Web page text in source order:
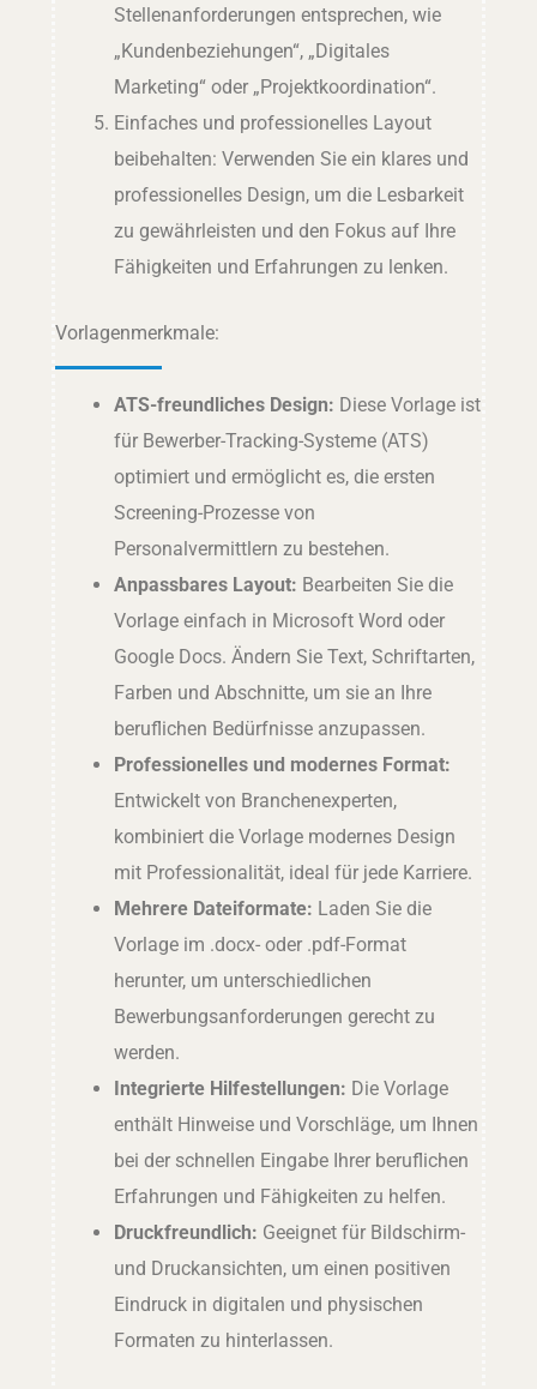
Stellenanforderungen entsprechen, wie
„Kundenbeziehungen“, „Digitales
Marketing“ oder „Projektkoordination“.
Einfaches und professionelles Layout
beibehalten: Verwenden Sie ein klares und
professionelles Design, um die Lesbarkeit
zu gewährleisten und den Fokus auf Ihre
Fähigkeiten und Erfahrungen zu lenken.
Vorlagenmerkmale:
ATS-freundliches Design: Diese Vorlage ist
für Bewerber-Tracking-Systeme (ATS)
optimiert und ermöglicht es, die ersten
Screening-Prozesse von
Personalvermittlern zu bestehen.
Anpassbares Layout: Bearbeiten Sie die
Vorlage einfach in Microsoft Word oder
Google Docs. Ändern Sie Text, Schriftarten,
Farben und Abschnitte, um sie an Ihre
beruflichen Bedürfnisse anzupassen.
Professionelles und modernes Format:
Entwickelt von Branchenexperten,
kombiniert die Vorlage modernes Design
mit Professionalität, ideal für jede Karriere.
Mehrere Dateiformate: Laden Sie die
Vorlage im .docx- oder .pdf-Format
herunter, um unterschiedlichen
Bewerbungsanforderungen gerecht zu
werden.
Integrierte Hilfestellungen: Die Vorlage
enthält Hinweise und Vorschläge, um Ihnen
bei der schnellen Eingabe Ihrer beruflichen
Erfahrungen und Fähigkeiten zu helfen.
Druckfreundlich: Geeignet für Bildschirm-
und Druckansichten, um einen positiven
Eindruck in digitalen und physischen
Formaten zu hinterlassen.